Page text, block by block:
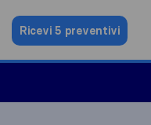
Ricevi 5 preventivi